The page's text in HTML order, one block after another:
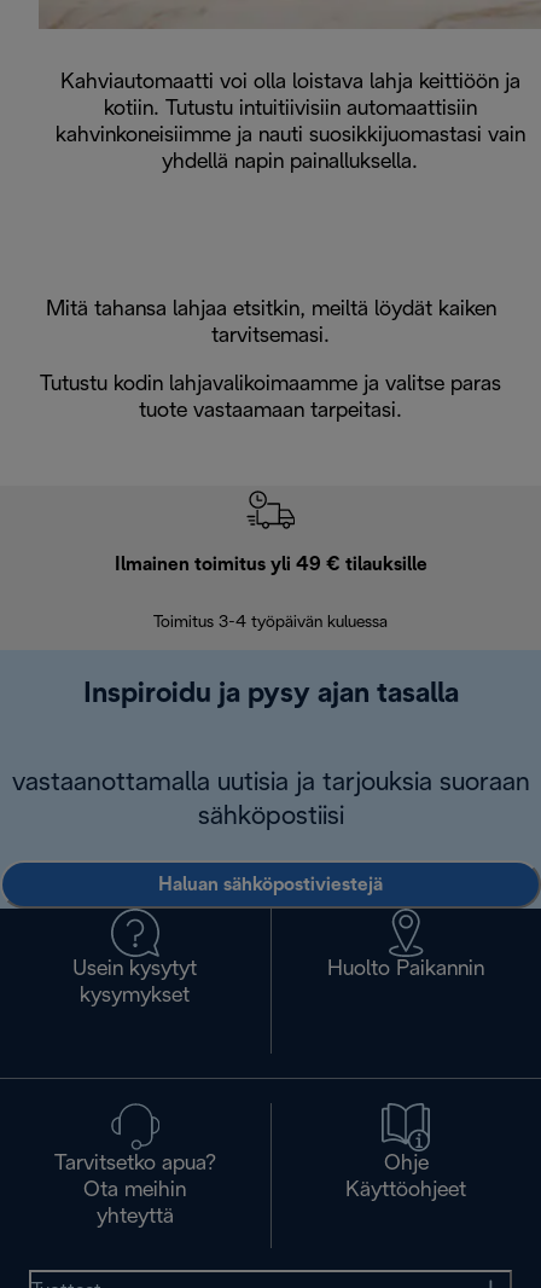
Kahviautomaatti voi olla loistava lahja keittiöön ja
kotiin. Tutustu intuitiivisiin automaattisiin
kahvinkoneisiimme ja nauti suosikkijuomastasi vain
yhdellä napin painalluksella.
Mitä tahansa lahjaa etsitkin, meiltä löydät kaiken
tarvitsemasi.
Tutustu kodin lahjavalikoimaamme ja valitse paras
tuote vastaamaan tarpeitasi.
Ilmainen toimitus yli 49 € tilauksille
Toimitus 3-4 työpäivän kuluessa
Inspiroidu ja pysy ajan tasalla
vastaanottamalla uutisia ja tarjouksia suoraan
sähköpostiisi
Haluan sähköpostiviestejä
Usein kysytyt
kysymykset
Huolto Paikannin
Tarvitsetko apua?
Ota meihin
yhteyttä
Ohje
Käyttöohjeet